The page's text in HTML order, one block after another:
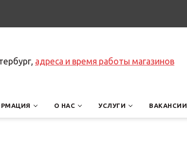
адреса и время работы магазинов
О НАС УСЛУГИ ВАКАНСИИ